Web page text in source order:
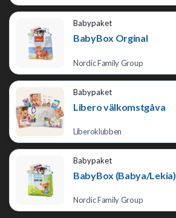
Babypaket
BabyBox Orginal
Nordic Family Group
Babypaket
Libero välkomstgåva
Liberoklubben
Babypaket
BabyBox (Babya/Lekia)
Nordic Family Group